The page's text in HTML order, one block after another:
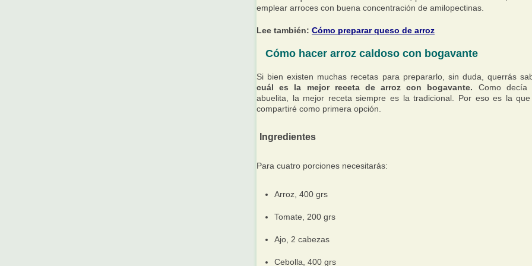
emplear arroces con buena concentración de amilopectinas.
Lee también: Cómo preparar queso de arroz
Cómo hacer arroz caldoso con bogavante
Si bien existen muchas recetas para prepararlo, sin duda, querrás
cuál es la mejor receta de arroz con bogavante. Como decía
abuelita, la mejor receta siempre es la tradicional. Por eso es la
compartiré como primera opción.
Ingredientes
Para cuatro porciones necesitarás:
Arroz, 400 grs
Tomate, 200 grs
Ajo, 2 cabezas
Cebolla, 400 grs